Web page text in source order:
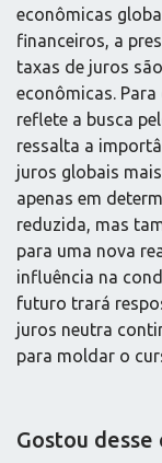
econômicas
financeiros, a
taxas de juros
econômicas.
reflete a busca
ressalta a
juros globais
apenas em
reduzida, mas
para uma nova
influência na
futuro trará
juros neutra
para moldar o
Gostou